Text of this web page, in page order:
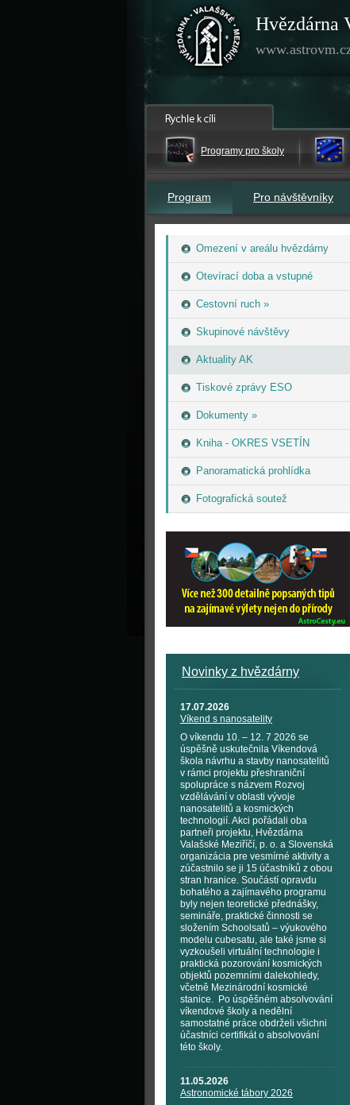
Hvězdárna
Programy pro školy
Program Pro návštěvníky
Omezení v areálu hvězdárny
Otevírací doba a vstupné
Cestovní ruch »
Skupinové návštěvy
Aktuality AK
Tiskové zprávy ESO
Dokumenty »
Kniha - OKRES VSETÍN
Panoramatická prohlídka
Fotografická soutež
Novinky z hvězdárny
17.07.2026
Víkend s nanosatelity
O víkendu 10. – 12. 7 2026 se
úspěšně uskutečnila Víkendová
škola návrhu a stavby nanosatelitů
v rámci projektu přeshraniční
spolupráce s názvem Rozvoj
vzdělávání v oblasti vývoje
nanosatelitů a kosmických
technologií. Akci pořádali oba
partneři projektu, Hvězdárna
Valašské Meziříčí, p. o. a Slovenská
organizácia pre vesmírné aktivity a
zúčastnilo se ji 15 účastníků z obou
stran hranice. Součástí opravdu
bohatého a zajímavého programu
byly nejen teoretické přednášky,
semináře, praktické činnosti se
složením Schoolsatů – výukového
modelu cubesatu, ale také jsme si
vyzkoušeli virtuální technologie i
praktická pozorování kosmických
objektů pozemními dalekohledy,
včetně Mezinárodní kosmické
stanice. Po úspěšném absolvování
víkendové školy a nedělní
samostatné práce obdrželi všichni
účastníci certifikát o absolvování
této školy.
11.05.2026
Astronomické tábory 2026